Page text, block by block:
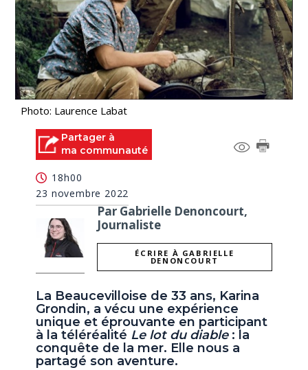
Photo: Laurence Labat
Partager à
ma communauté
18h00
23 novembre 2022
Par Gabrielle Denoncourt,
Journaliste
ÉCRIRE À GABRIELLE
DENONCOURT
La Beaucevilloise de 33 ans, Karina
Grondin, a vécu une expérience
unique et éprouvante en participant
à la téléréalité Le lot du diable: la
conquête de la mer. Elle nous a
partagé son aventure.